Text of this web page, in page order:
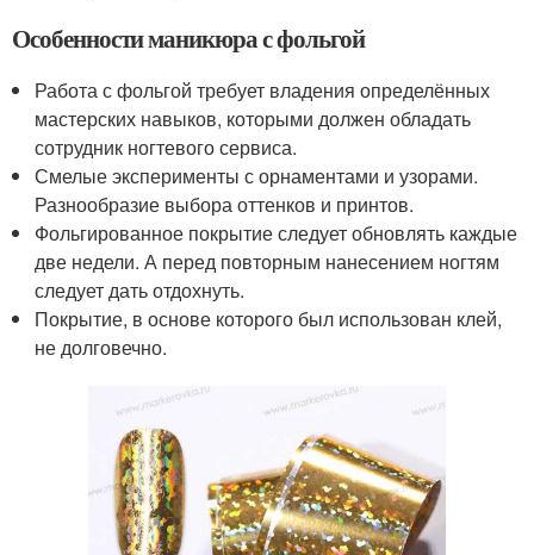
Особенности маникюра с фольгой
Работа с фольгой требует владения определённых
мастерских навыков, которыми должен обладать
сотрудник ногтевого сервиса.
Смелые эксперименты с орнаментами и узорами.
Разнообразие выбора оттенков и принтов.
Фольгированное покрытие следует обновлять каждые
две недели. А перед повторным нанесением ногтям
следует дать отдохнуть.
Покрытие, в основе которого был использован клей,
не долговечно.